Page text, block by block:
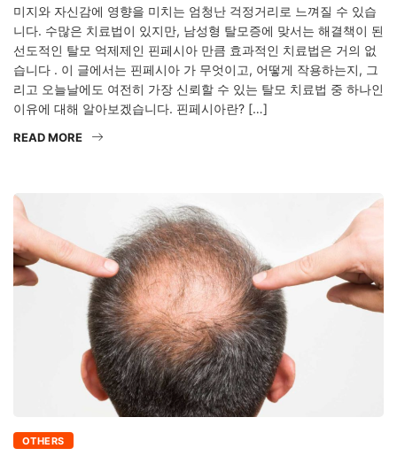
미지와 자신감에 영향을 미치는 엄청난 걱정거리로 느껴질 수 있습
니다. 수많은 치료법이 있지만, 남성형 탈모증에 맞서는 해결책이 된
선도적인 탈모 억제제인 핀페시아 만큼 효과적인 치료법은 거의 없
습니다 . 이 글에서는 핀페시아 가 무엇이고, 어떻게 작용하는지, 그
리고 오늘날에도 여전히 가장 신뢰할 수 있는 탈모 치료법 중 하나인
이유에 대해 알아보겠습니다. 핀페시아란? […]
READ MORE
OTHERS